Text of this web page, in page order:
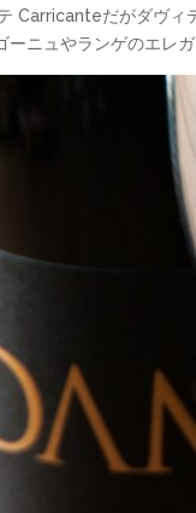
Carricanteだがダヴィ
ニュやランゲのエレ